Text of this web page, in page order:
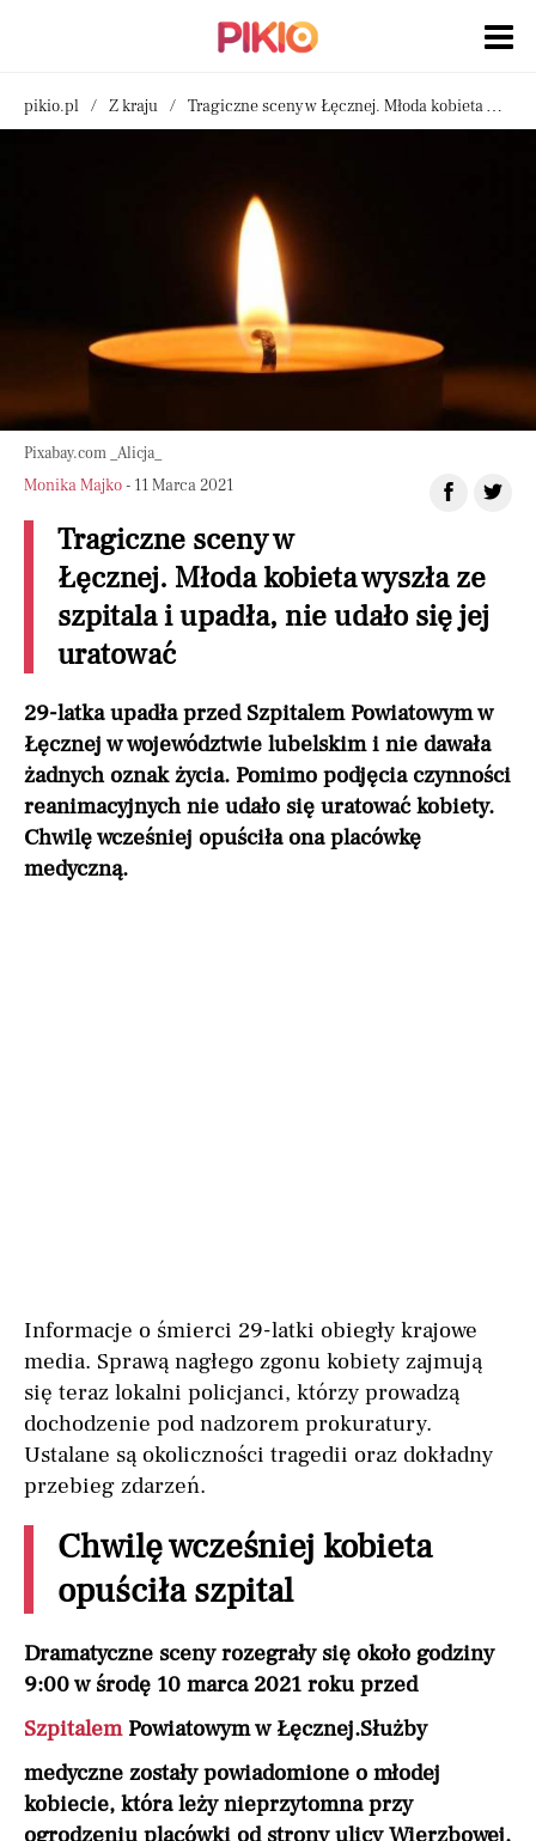
pikio.pl Z kraju Tragiczne sceny w Łęcznej. Młoda kobieta wyszła ze szpitala i upadła, nie udało się jej uratować
Pixabay.com _Alicja_
Monika Majko- 11 Marca 2021
Tragiczne sceny w
Łęcznej. Młoda kobieta wyszła ze
szpitala i upadła, nie udało się jej
uratować
29-latka upadła przed Szpitalem Powiatowym w
Łęcznej w województwie lubelskim i nie dawała
żadnych oznak życia. Pomimo podjęcia czynności
reanimacyjnych nie udało się uratować kobiety.
Chwilę wcześniej opuściła ona placówkę
medyczną.
Informacje o śmierci 29-latki obiegły krajowe
media. Sprawą nagłego zgonu kobiety zajmują
się teraz lokalni policjanci, którzy prowadzą
dochodzenie pod nadzorem prokuratury.
Ustalane są okoliczności tragedii oraz dokładny
przebieg zdarzeń.
Chwilę wcześniej kobieta
opuściła szpital
Dramatyczne sceny rozegrały się około godziny
9:00 w środę 10 marca 2021 roku przed
SzpitalemPowiatowym w Łęcznej.Służby
medyczne zostały powiadomione o młodej
kobiecie, która leży nieprzytomna przy